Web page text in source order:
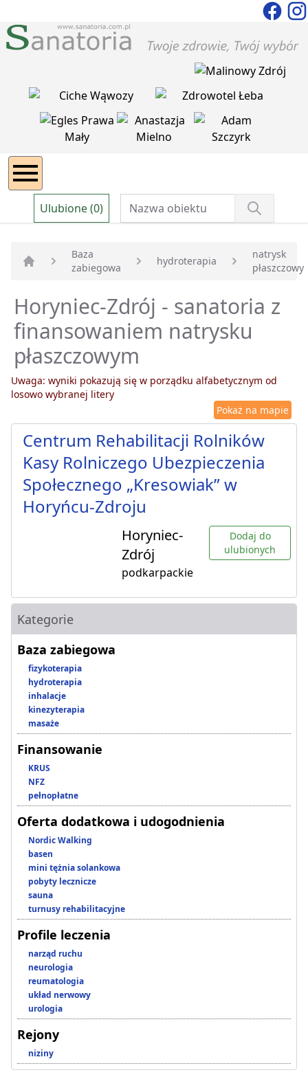
Ulubione (0)
Strona główna
Baza
zabiegowa
hydroterapia
natrysk
płaszczowy
Horyniec-Zdrój - sanatoria z
finansowaniem natrysku
płaszczowym
Uwaga: wyniki pokazują się w porządku alfabetycznym od
losowo wybranej litery
Pokaż na mapie
Centrum Rehabilitacji Rolników
Kasy Rolniczego Ubezpieczenia
Społecznego „Kresowiak” w
Horyńcu-Zdroju
Horyniec-
Zdrój
podkarpackie
Dodaj do
ulubionych
Kategorie
Baza zabiegowa
fizykoterapia
hydroterapia
inhalacje
kinezyterapia
masaże
Finansowanie
KRUS
NFZ
pełnopłatne
Oferta dodatkowa i udogodnienia
Nordic Walking
basen
mini tężnia solankowa
pobyty lecznicze
sauna
turnusy rehabilitacyjne
Profile leczenia
narząd ruchu
neurologia
reumatologia
układ nerwowy
urologia
Rejony
niziny